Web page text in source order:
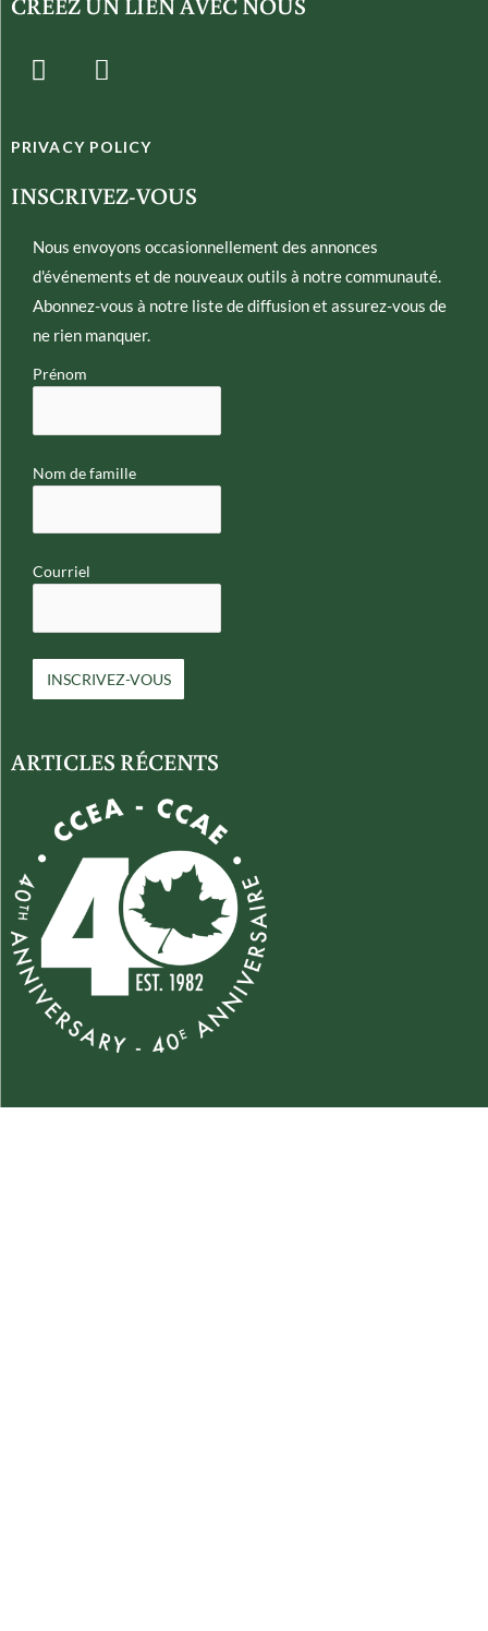
T
w
t
t
e
E
n
e
l
o
e
PRIVACY POLICY
INSCRIVEZ-VOUS
Nous envoyons occasionnellement des annonces
d'événements et de nouveaux outils à notre communauté.
Abonnez-vous à notre liste de diffusion et assurez-vous de
ne rien manquer.
Prénom
Nom de famille
Courriel
ARTICLES RÉCENTS